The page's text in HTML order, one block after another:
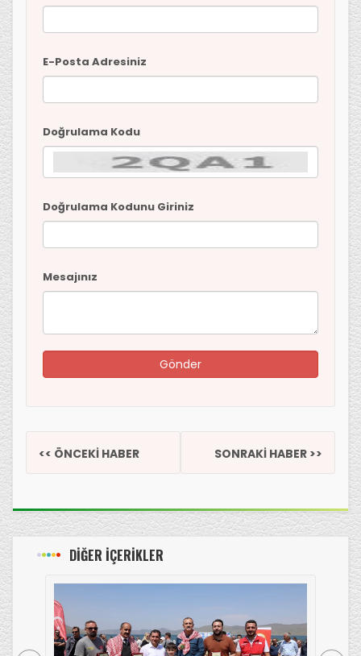
E-Posta Adresiniz
Doğrulama Kodu
Doğrulama Kodunu Giriniz
Mesajınız
<< ÖNCEKİ HABER SONRAKİ HABER >>
DİĞER İÇERİKLER